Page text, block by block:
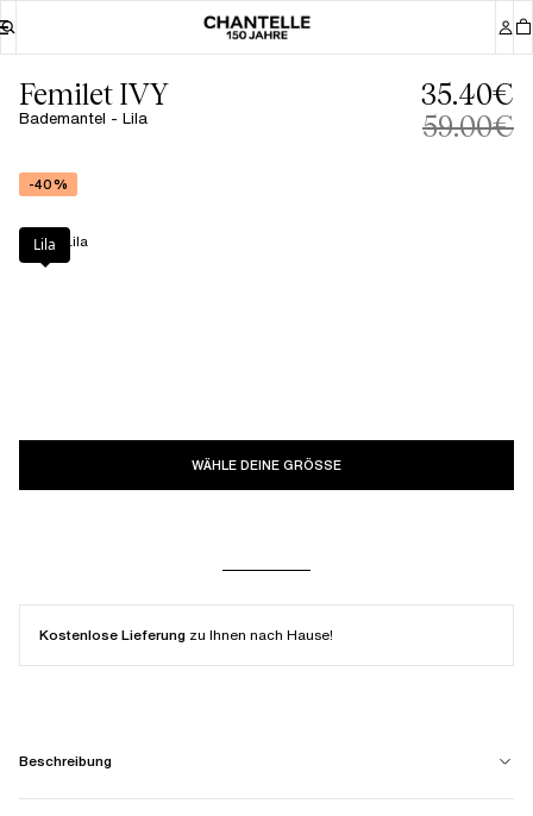
Femilet IVY
Bademantel - Lila
35.40€
59.00€
-40%
Farbe Lila
Lila
WÄHLE DEINE GRÖSSE
Kostenlose Lieferung zu Ihnen nach Hause!
Beschreibung